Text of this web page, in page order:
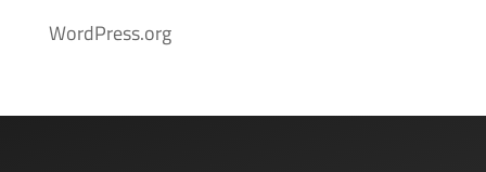
WordPress.org